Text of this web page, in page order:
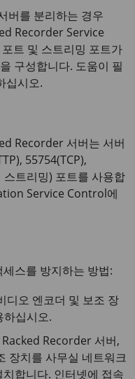
버를 분리하는 경우
Recorder Service
트 및 스트리밍 포트가
구성합니다. 도움이 필
십시오.
Recorder 서버는 서버
55754(TCP),
트리밍) 포트를 사용합
Service Control에
스를 방지하는 방법:
디오 엔코더 및 보조 장
하십시오.
Recorder 서버,
장치를 사무실 네트워크
합니다. 인터넷에 접속